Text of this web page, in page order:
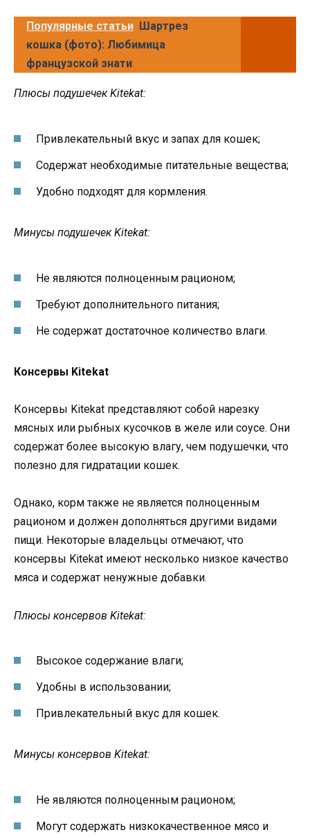
Популярные статьи Шартрез
кошка (фото): Любимица
французской знати
Плюсы подушечек Kitekat:
Привлекательный вкус и запах для кошек;
Содержат необходимые питательные вещества;
Удобно подходят для кормления.
Минусы подушечек Kitekat:
Не являются полноценным рационом;
Требуют дополнительного питания;
Не содержат достаточное количество влаги.
Консервы Kitekat
Консервы Kitekat представляют собой нарезку
мясных или рыбных кусочков в желе или соусе. Они
содержат более высокую влагу, чем подушечки, что
полезно для гидратации кошек.
Однако, корм также не является полноценным
рационом и должен дополняться другими видами
пищи. Некоторые владельцы отмечают, что
консервы Kitekat имеют несколько низкое качество
мяса и содержат ненужные добавки.
Плюсы консервов Kitekat:
Высокое содержание влаги;
Удобны в использовании;
Привлекательный вкус для кошек.
Минусы консервов Kitekat:
Не являются полноценным рационом;
Могут содержать низкокачественное мясо и